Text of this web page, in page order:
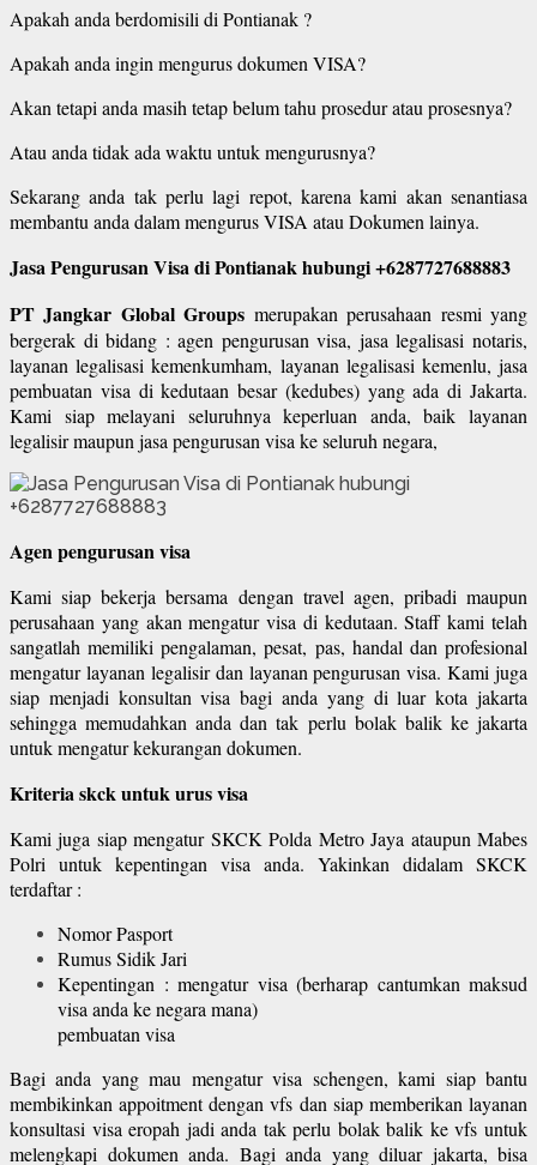
Apakah anda berdomisili di Pontianak ?
Apakah anda ingin mengurus dokumen VISA?
Akan tetapi anda masih tetap belum tahu prosedur atau prosesnya?
Atau anda tidak ada waktu untuk mengurusnya?
Sekarang anda tak perlu lagi repot, karena kami akan senantiasa
membantu anda dalam mengurus VISA atau Dokumen lainya.
Jasa Pengurusan Visa di Pontianak hubungi +6287727688883
PT Jangkar Global Groups merupakan perusahaan resmi yang
bergerak di bidang : agen pengurusan visa, jasa legalisasi notaris,
layanan legalisasi kemenkumham, layanan legalisasi kemenlu, jasa
pembuatan visa di kedutaan besar (kedubes) yang ada di Jakarta.
Kami siap melayani seluruhnya keperluan anda, baik layanan
legalisir maupun jasa pengurusan visa ke seluruh negara,
Agen pengurusan visa
Kami siap bekerja bersama dengan travel agen, pribadi maupun
perusahaan yang akan mengatur visa di kedutaan. Staff kami telah
sangatlah memiliki pengalaman, pesat, pas, handal dan profesional
mengatur layanan legalisir dan layanan pengurusan visa. Kami juga
siap menjadi konsultan visa bagi anda yang di luar kota jakarta
sehingga memudahkan anda dan tak perlu bolak balik ke jakarta
untuk mengatur kekurangan dokumen.
Kriteria skck untuk urus visa
Kami juga siap mengatur SKCK Polda Metro Jaya ataupun Mabes
Polri untuk kepentingan visa anda. Yakinkan didalam SKCK
terdaftar :
Nomor Pasport
Rumus Sidik Jari
Kepentingan : mengatur visa (berharap cantumkan maksud
visa anda ke negara mana)
pembuatan visa
Bagi anda yang mau mengatur visa schengen, kami siap bantu
membikinkan appoitment dengan vfs dan siap memberikan layanan
konsultasi visa eropah jadi anda tak perlu bolak balik ke vfs untuk
melengkapi dokumen anda. Bagi anda yang diluar jakarta, bisa